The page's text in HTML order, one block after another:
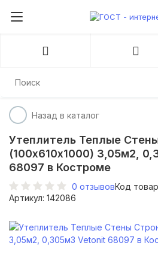
На главную
Назад в каталог
Утеплитель Теплые
(100х610х1000) 3,05м2,
68097 в Костроме
0 отзывовКод
Артикул: 142086